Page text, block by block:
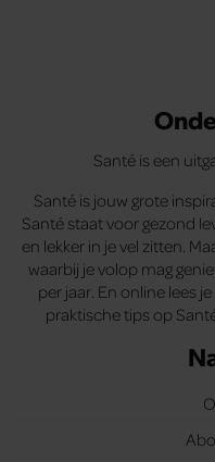
Santé is een
Santé is jouw grote
Santé staat voor gezond
en lekker in je vel zitten.
waarbij je volop mag
per jaar. En online lees
praktische tips op